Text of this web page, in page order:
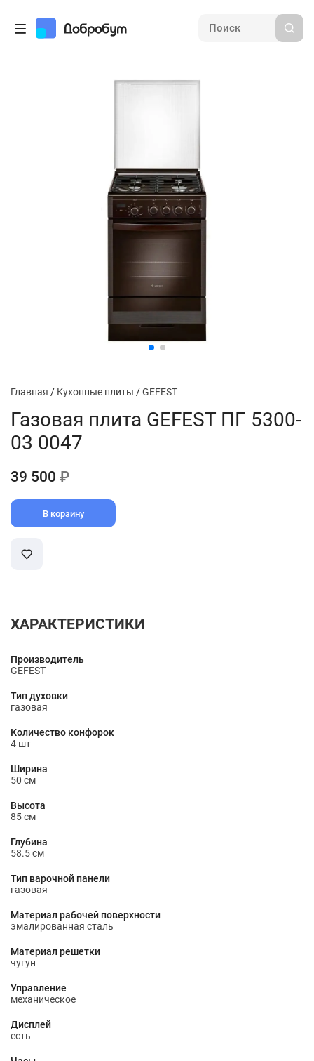
Главная / Кухонные плиты /GEFEST
Газовая плита GEFEST ПГ 5300-
03 0047
39 500 ₽
В корзину
ХАРАКТЕРИСТИКИ
Производитель
GEFEST
Тип духовки
газовая
Количество конфорок
4 шт
Ширина
50 см
Высота
85 см
Глубина
58.5 см
Тип варочной панели
газовая
Материал рабочей поверхности
эмалированная сталь
Материал решетки
чугун
Управление
механическое
Дисплей
есть